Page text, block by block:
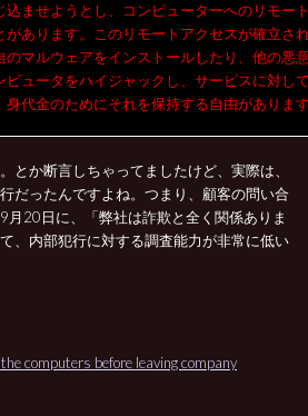
ませようとし、コンピューターへのリモー
あります。このリモートアクセスが確立さ
のマルウェアをインストールしたり、他の悪
ピュータをハイジャックし、サービスに対し
代金のためにそれを保持する自由がありま
とか断言しちゃってましたけど、実際は、
だったんですよね。つまり、顧客の問い合
月20日に、「弊社は詐欺と全く関係ありま
、内部犯行に対する調査能力が非常に低い
computers before leaving company